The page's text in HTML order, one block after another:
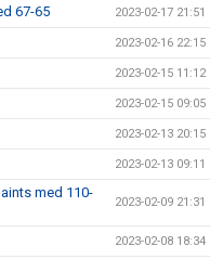
67-65 2023-02-17 21:51
2023-02-16 22:15
2023-02-15 11:12
2023-02-15 09:05
2023-02-13 20:15
2023-02-13 09:11
med 110-
2023-02-09 21:31
2023-02-08 18:34